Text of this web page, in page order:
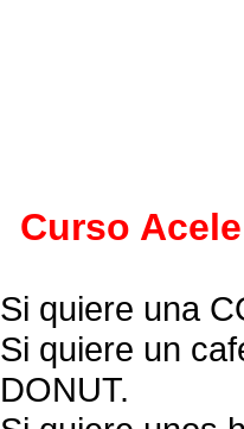
Curso
Si quiere una
Si quiere un
DONUT.